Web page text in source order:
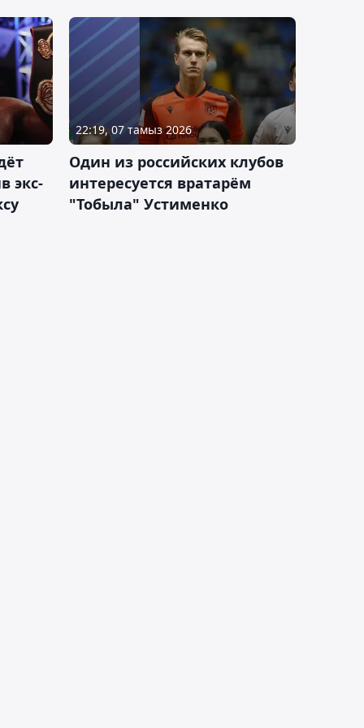
экс-
22:19, 07 тамыз 2026
Один из российских клубов
интересуется вратарём
"Тобыла" Устименко